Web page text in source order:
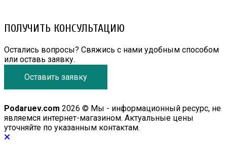
ПОЛУЧИТЬ КОНСУЛЬТАЦИЮ
Остались вопросы? Свяжись с нами удобным способом
или оставь заявку.
Оставить заявку
Podaruev.com 2026 © Мы - информационный ресурс, не
являемся интернет-магазином. Актуальные цены
уточняйте по указанным контактам.